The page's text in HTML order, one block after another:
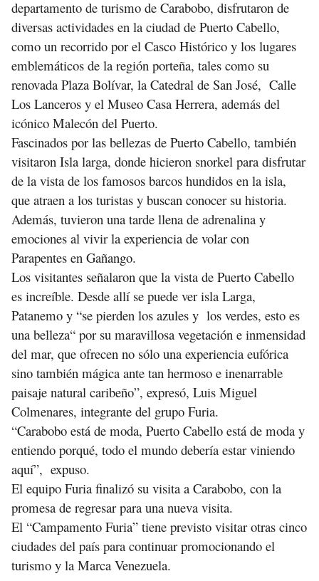
departamento de turismo de Carabobo, disfrutaron de
diversas actividades en la ciudad de Puerto Cabello,
como un recorrido por el Casco Histórico y los lugares
emblemáticos de la región porteña, tales como su
renovada Plaza Bolívar, la Catedral de San José, Calle
Los Lanceros y el Museo Casa Herrera, además del
icónico Malecón del Puerto.
Fascinados por las bellezas de Puerto Cabello, también
visitaron Isla larga, donde hicieron snorkel para disfrutar
de la vista de los famosos barcos hundidos en la isla,
que atraen a los turistas y buscan conocer su historia.
Además, tuvieron una tarde llena de adrenalina y
emociones al vivir la experiencia de volar con
Parapentes en Gañango.
Los visitantes señalaron que la vista de Puerto Cabello
es increíble. Desde allí se puede ver isla Larga,
Patanemo y “se pierden los azules y los verdes, esto es
una belleza“ por su maravillosa vegetación e inmensidad
del mar, que ofrecen no sólo una experiencia eufórica
sino también mágica ante tan hermoso e inenarrable
paisaje natural caribeño”, expresó, Luis Miguel
Colmenares, integrante del grupo Furia.
“Carabobo está de moda, Puerto Cabello está de moda y
entiendo porqué, todo el mundo debería estar viniendo
aquí”, expuso.
El equipo Furia finalizó su visita a Carabobo, con la
promesa de regresar para una nueva visita.
El “Campamento Furia” tiene previsto visitar otras cinco
ciudades del país para continuar promocionando el
turismo y la Marca Venezuela.